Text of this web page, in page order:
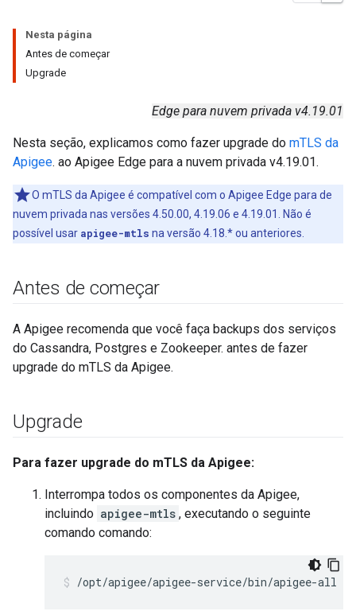
Nesta página
Antes de começar
Upgrade
Edge para nuvem privada v4.19.01
Nesta seção, explicamos como fazer upgrade do mTLS da
Apigee. ao Apigee Edge para a nuvem privada v4.19.01.
O mTLS da Apigee é compatível com o Apigee Edge para de
nuvem privada nas versões 4.50.00, 4.19.06 e 4.19.01. Não é
possível usar apigee-mtls na versão 4.18.* ou anteriores.
Antes de começar
A Apigee recomenda que você faça backups dos serviços
do Cassandra, Postgres e Zookeeper. antes de fazer
upgrade do mTLS da Apigee.
Upgrade
Para fazer upgrade do mTLS da Apigee:
Interrompa todos os componentes da Apigee,
incluindo apigee-mtls , executando o seguinte
comando comando:
/opt/apigee/apigee-service/bin/apigee-all